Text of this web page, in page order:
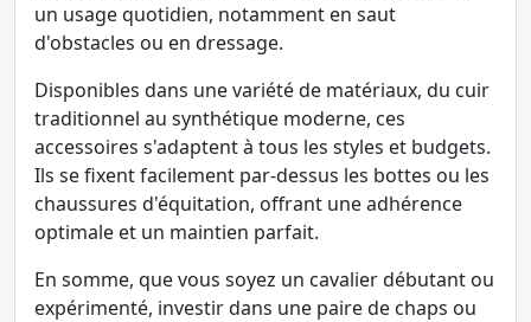
un usage quotidien, notamment en saut
d'obstacles ou en dressage.
Disponibles dans une variété de matériaux, du cuir
traditionnel au synthétique moderne, ces
accessoires s'adaptent à tous les styles et budgets.
Ils se fixent facilement par-dessus les bottes ou les
chaussures d'équitation, offrant une adhérence
optimale et un maintien parfait.
En somme, que vous soyez un cavalier débutant ou
expérimenté, investir dans une paire de chaps ou